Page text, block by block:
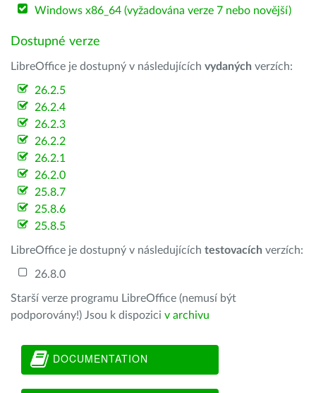
Windows x86_64 (vyžadována verze 7 nebo novější)
Dostupné verze
LibreOffice je dostupný v následujících vydaných verzích:
26.2.5
26.2.4
26.2.3
26.2.2
26.2.1
26.2.0
25.8.7
25.8.6
25.8.5
LibreOffice je dostupný v následujících testovacích verzích:
26.8.0
Starší verze programu LibreOffice (nemusí být
podporovány!) Jsou k dispozici v archivu
DOCUMENTATION